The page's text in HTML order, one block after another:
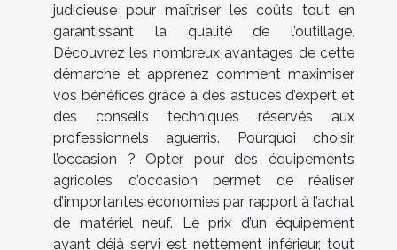
judicieuse pour maîtriser les coûts tout en
garantissant la qualité de l’outillage.
Découvrez les nombreux avantages de cette
démarche et apprenez comment maximiser
vos bénéfices grâce à des astuces d’expert et
des conseils techniques réservés aux
professionnels aguerris. Pourquoi choisir
l’occasion ? Opter pour des équipements
agricoles d’occasion permet de réaliser
d’importantes économies par rapport à l’achat
de matériel neuf. Le prix d’un équipement
ayant déjà servi est nettement inférieur, tout